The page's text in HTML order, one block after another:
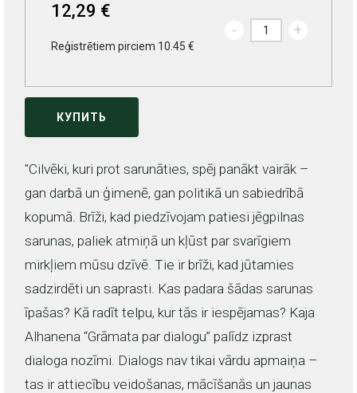
12,29 €
Reģistrētiem pirciem 10.45 €
- +
КУПИТЬ
"Cilvēki, kuri prot sarunāties, spēj panākt vairāk –
gan darbā un ģimenē, gan politikā un sabiedrībā
kopumā. Brīži, kad piedzīvojam patiesi jēgpilnas
sarunas, paliek atmiņā un kļūst par svarīgiem
mirkļiem mūsu dzīvē. Tie ir brīži, kad jūtamies
sadzirdēti un saprasti. Kas padara šādas sarunas
īpašas? Kā radīt telpu, kur tās ir iespējamas? Kaja
Alhanena “Grāmata par dialogu” palīdz izprast
dialoga nozīmi. Dialogs nav tikai vārdu apmaiņa –
tas ir attiecību veidošanas, mācīšanās un jaunas